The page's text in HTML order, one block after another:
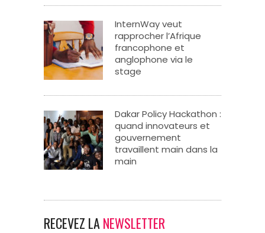
InternWay veut
rapprocher l’Afrique
francophone et
anglophone via le
stage
Dakar Policy Hackathon :
quand innovateurs et
gouvernement
travaillent main dans la
main
RECEVEZ LA NEWSLETTER